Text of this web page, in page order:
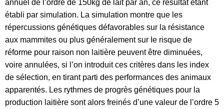
annuel de l’ordre de 150kg de lait par an, ce résultat étant
établi par simulation. La simulation montre que les
répercussions génétiques défavorables sur la résistance
aux mammites ou plus généralement sur Ie risque de
réforme pour raison non laitière peuvent être diminuées,
voire annulées, si l’on introduit ces critères dans les index
de sélection, en tirant parti des performances des animaux
apparentés. Les rythmes de progrès génétiques pour la
production laitière sont alors freinés d’une valeur de l’ordre 5